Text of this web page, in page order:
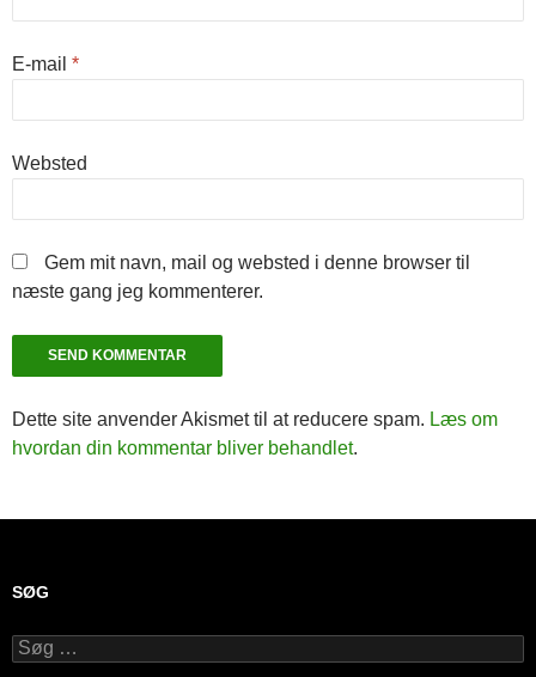
E-mail *
Websted
Gem mit navn, mail og websted i denne browser til
næste gang jeg kommenterer.
Dette site anvender Akismet til at reducere spam. Læs om
hvordan din kommentar bliver behandlet.
SØG
Søg
efter: